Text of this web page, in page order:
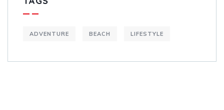
ADVENTURE BEACH LIFESTYLE